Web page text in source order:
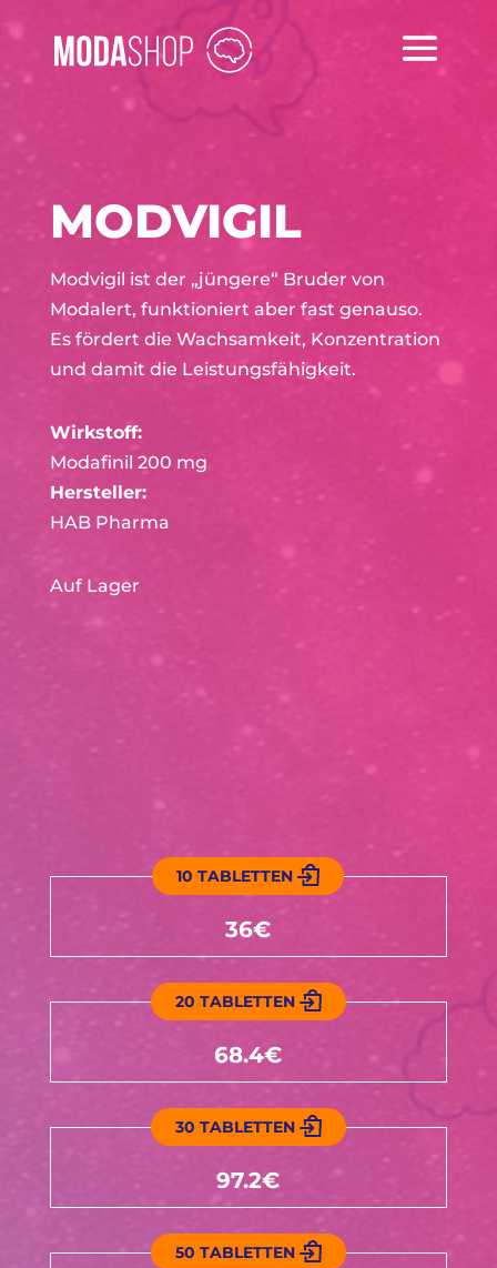
MODVIGIL
Modvigil ist der „jüngere“ Bruder von
Modalert, funktioniert aber fast genauso.
Es fördert die Wachsamkeit, Konzentration
und damit die Leistungsfähigkeit.
Wirkstoff:
Modafinil 200 mg
Hersteller:
HAB Pharma
Auf Lager
10 TABLETTEN
36€
20 TABLETTEN
68.4€
30 TABLETTEN
97.2€
50 TABLETTEN